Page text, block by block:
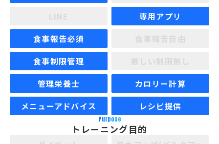
専用アプリ
食事報告必須
食事制限管理
管理栄養士
カロリー計算
メニューアドバイス
レシピ提供
Purpose
トレーニング目的